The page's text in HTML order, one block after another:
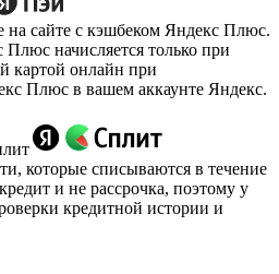
на сайте с кэшбеком Яндекс Плюс.
начисляется только при
картой онлайн при
Плюс в вашем аккаунте Яндекс.
которые списываются в течение
и не рассрочка, поэтому у
кредитной истории и